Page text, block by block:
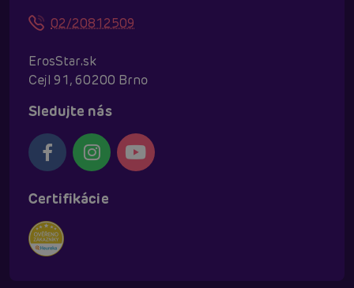
02/20812509
ErosStar.sk
Cejl 91, 60200 Brno
Sledujte nás
Certifikácie